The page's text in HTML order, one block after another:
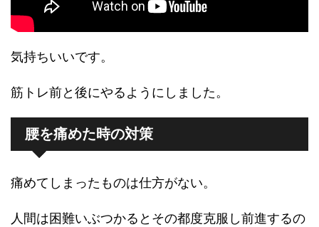
気持ちいいです。
筋トレ前と後にやるようにしました。
腰を痛めた時の対策
痛めてしまったものは仕方がない。
人間は困難いぶつかるとその都度克服し前進するの